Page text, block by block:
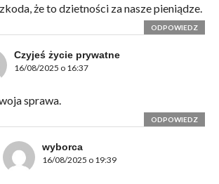
że to dzietności za nasze pieniądze.
ODPOWIEDZ
Czyjeś życie prywatne
16/08/2025 o 16:37
sprawa.
ODPOWIEDZ
wyborca
16/08/2025 o 19:39